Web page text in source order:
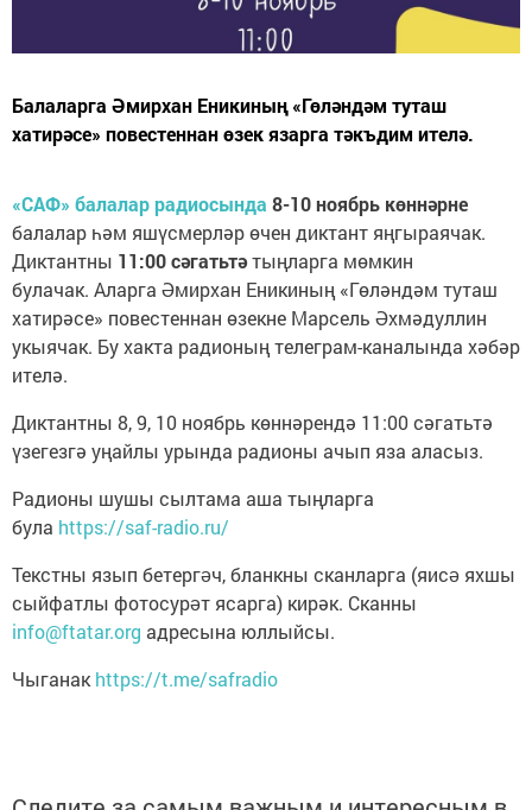
Балаларга Әмирхан Еникиның «Гөләндәм туташ
хатирәсе» повестеннан өзек язарга тәкъдим ителә.
«САФ» балалар радиосында 8-10 ноябрь көннәрне
балалар һәм яшүсмерләр өчен диктант яңгыраячак.
Диктантны 11:00 сәгатьтәтыңларга мөмкин
булачак. Аларга Әмирхан Еникиның «Гөләндәм туташ
хатирәсе» повестеннан өзекне Марсель Әхмәдуллин
укыячак. Бу хакта радионың телеграм-каналында хәбәр
ителә.
Диктантны 8, 9, 10 ноябрь көннәрендә 11:00 сәгатьтә
үзегезгә уңайлы урында радионы ачып яза аласыз.
Радионы шушы сылтама аша тыңларга
була https://saf-radio.ru/
Текстны язып бетергəч, бланкны сканларга (яисə яхшы
сыйфатлы фотосурəт ясарга) кирәк. Сканны
info@ftatar.org адресына юллыйсы.
Чыганак https://t.me/safradio